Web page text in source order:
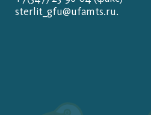
sterlit_gfu@ufamts.ru.